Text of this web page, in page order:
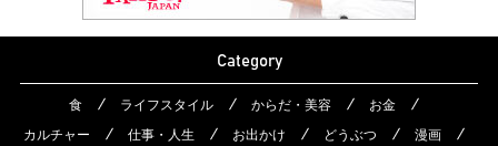
Category
食 ライフスタイル からだ・美容
お金
カルチャー
仕事・人生 お出かけ どうぶつ 漫画